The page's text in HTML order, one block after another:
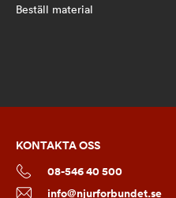
Beställ material
KONTAKTA OSS
08-546 40 500
info@njurforbundet.se